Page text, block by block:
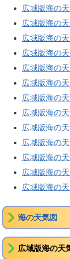
広域版海の
広域版海の
広域版海の
広域版海の
広域版海の
広域版海の
広域版海の
広域版海の
広域版海の
広域版海の
広域版海の
広域版海の
広域版海の
海の天気図
広域版海の天